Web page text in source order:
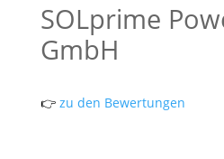
SOLprime
GmbH
👉zu den Bewertungen